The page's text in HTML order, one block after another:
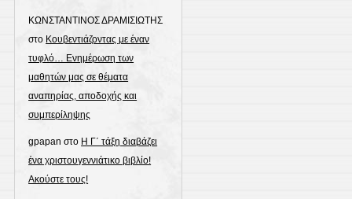
page
ΚΩΝΣΤΑΝΤΙΝΟΣ ΔΡΑΜΙΣΙΩΤΗΣ
στο Κουβεντιάζοντας με έναν
τυφλό… Ενημέρωση των
μαθητών μας σε θέματα
αναπηρίας, αποδοχής και
συμπερίληψης
gpapan στο Η Γ΄ τάξη διαβάζει
ένα χριστουγεννιάτικο βιβλίο!
Ακούστε τους!